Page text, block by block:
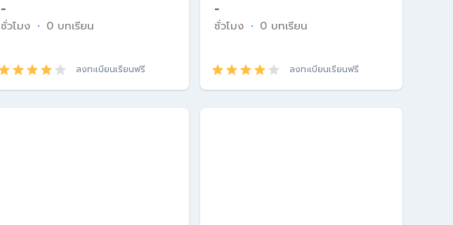
-
ชั่วโมง · 0 บทเรียน
ลงทะเบียนเรียนฟรี
-
ชั่วโมง · 0 บทเรียน
ลงทะเบียนเรียนฟรี